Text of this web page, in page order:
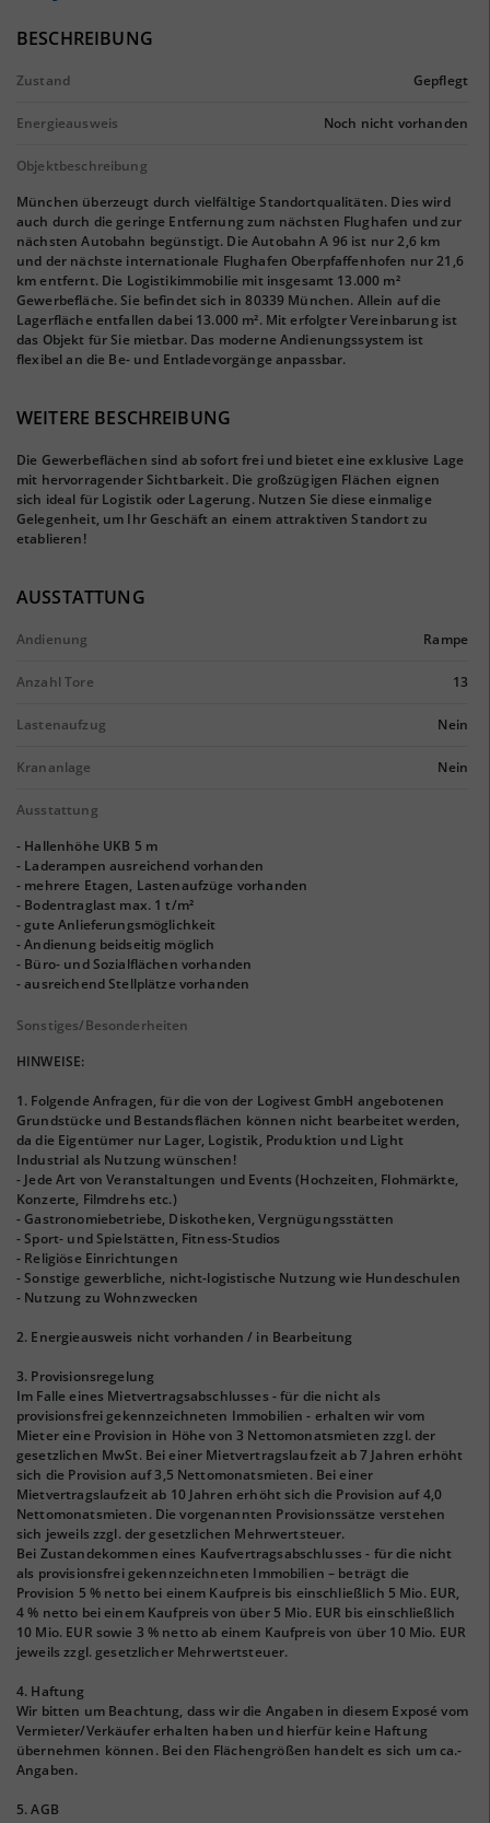
BESCHREIBUNG
Zustand Gepflegt
Energieausweis Noch nicht vorhanden
Objektbeschreibung
München überzeugt durch vielfältige Standortqualitäten. Dies wird
auch durch die geringe Entfernung zum nächsten Flughafen und zur
nächsten Autobahn begünstigt. Die Autobahn A 96 ist nur 2,6 km
und der nächste internationale Flughafen Oberpfaffenhofen nur 21,6
km entfernt. Die Logistikimmobilie mit insgesamt 13.000 m²
Gewerbefläche. Sie befindet sich in 80339 München. Allein auf die
Lagerfläche entfallen dabei 13.000 m². Mit erfolgter Vereinbarung ist
das Objekt für Sie mietbar. Das moderne Andienungssystem ist
flexibel an die Be- und Entladevorgänge anpassbar.
WEITERE BESCHREIBUNG
Die Gewerbeflächen sind ab sofort frei und bietet eine exklusive Lage
mit hervorragender Sichtbarkeit. Die großzügigen Flächen eignen
sich ideal für Logistik oder Lagerung. Nutzen Sie diese einmalige
Gelegenheit, um Ihr Geschäft an einem attraktiven Standort zu
etablieren!
AUSSTATTUNG
Andienung Rampe
Anzahl Tore 13
Lastenaufzug Nein
Krananlage Nein
Ausstattung
- Hallenhöhe UKB 5 m
- Laderampen ausreichend vorhanden
- mehrere Etagen, Lastenaufzüge vorhanden
- Bodentraglast max. 1 t/m²
- gute Anlieferungsmöglichkeit
- Andienung beidseitig möglich
- Büro- und Sozialflächen vorhanden
- ausreichend Stellplätze vorhanden
Sonstiges/Besonderheiten
HINWEISE:
1. Folgende Anfragen, für die von der Logivest GmbH angebotenen
Grundstücke und Bestandsflächen können nicht bearbeitet werden,
da die Eigentümer nur Lager, Logistik, Produktion und Light
Industrial als Nutzung wünschen!
- Jede Art von Veranstaltungen und Events (Hochzeiten, Flohmärkte,
Konzerte, Filmdrehs etc.)
- Gastronomiebetriebe, Diskotheken, Vergnügungsstätten
- Sport- und Spielstätten, Fitness-Studios
- Religiöse Einrichtungen
- Sonstige gewerbliche, nicht-logistische Nutzung wie Hundeschulen
- Nutzung zu Wohnzwecken
2. Energieausweis nicht vorhanden / in Bearbeitung
3. Provisionsregelung
Im Falle eines Mietvertragsabschlusses - für die nicht als
provisionsfrei gekennzeichneten Immobilien - erhalten wir vom
Mieter eine Provision in Höhe von 3 Nettomonatsmieten zzgl. der
gesetzlichen MwSt. Bei einer Mietvertragslaufzeit ab 7 Jahren erhöht
sich die Provision auf 3,5 Nettomonatsmieten. Bei einer
Mietvertragslaufzeit ab 10 Jahren erhöht sich die Provision auf 4,0
Nettomonatsmieten. Die vorgenannten Provisionssätze verstehen
sich jeweils zzgl. der gesetzlichen Mehrwertsteuer.
Bei Zustandekommen eines Kaufvertragsabschlusses - für die nicht
als provisionsfrei gekennzeichneten Immobilien – beträgt die
Provision 5 % netto bei einem Kaufpreis bis einschließlich 5 Mio. EUR,
4 % netto bei einem Kaufpreis von über 5 Mio. EUR bis einschließlich
10 Mio. EUR sowie 3 % netto ab einem Kaufpreis von über 10 Mio. EUR
jeweils zzgl. gesetzlicher Mehrwertsteuer.
4. Haftung
Wir bitten um Beachtung, dass wir die Angaben in diesem Exposé vom
Vermieter/Verkäufer erhalten haben und hierfür keine Haftung
übernehmen können. Bei den Flächengrößen handelt es sich um ca.-
Angaben.
5. AGB